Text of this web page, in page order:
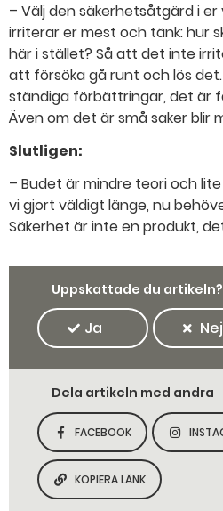
– Välj den säkerhetsåtgärd i
irriterar er mest och tänk: hur
här i stället? Så att det inte
att försöka gå runt och lös
ständiga förbättringar, det är
Även om det är små saker blir
Slutligen:
– Budet är mindre teori och
vi gjort väldigt länge, nu
Säkerhet är inte en produkt,
Uppskattade du artikeln?
Ja Nej
Dela artikeln med andra
DELA SIDAN PÅ
FACEBOOK
KOPIERA SIDANS LÄNK
KOPIERA LÄNK